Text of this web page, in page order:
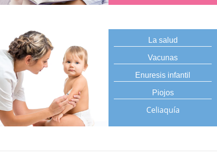
La salud
Vacunas
Enuresis infantil
Piojos
Celiaquía